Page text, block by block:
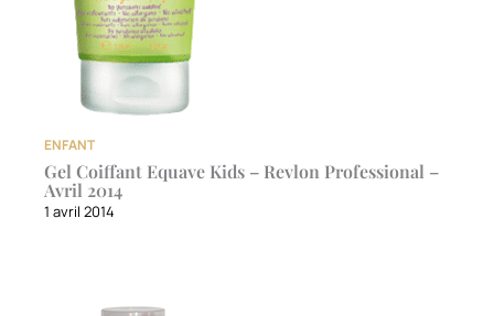
ENFANT
Gel Coiffant Equave Kids – Revlon Professional –
Avril 2014
1 avril 2014